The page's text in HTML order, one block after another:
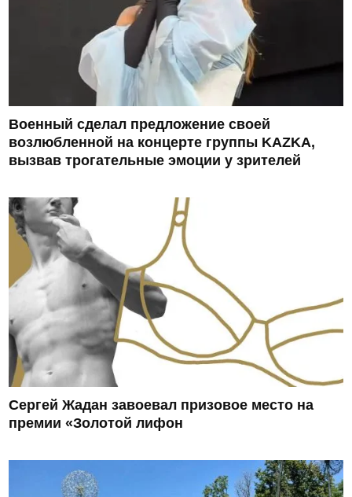
Военный сделал предложение своей
возлюбленной на концерте группы KAZKA,
вызвав трогательные эмоции у зрителей
Сергей Жадан завоевал призовое место на
премии «Золотой лифон